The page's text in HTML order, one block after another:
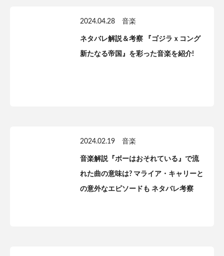
2024.04.28 音楽
ネタバレ解説＆考察 『ゴジラｘコング
新たなる帝国』を彩った音楽を紹介!
2024.02.19 音楽
音楽解説『ボーはおそれている』で流
れた曲の意味は? マライア・キャリーと
の意外なエピソードも ネタバレ考察